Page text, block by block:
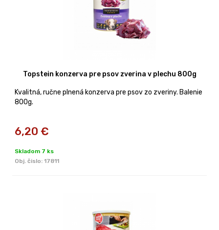
Topstein konzerva pre psov zverina v plechu 800g
Kvalitná, ručne plnená konzerva pre psov zo zveriny. Balenie
800g.
6,20 €
Skladom 7 ks
Obj. čislo: 17811